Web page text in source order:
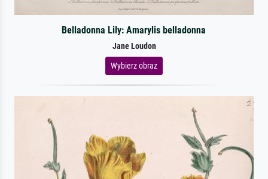
Belladonna Lily: Amarylis belladonna
Jane Loudon
Wybierz obraz